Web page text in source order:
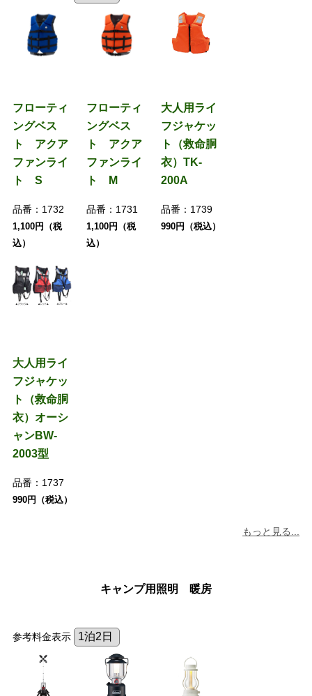
フローティ
ングベス
ト アクア
ファンライ
ト S
品番： 1732
1,100円（税
込）
フローティ
ングベス
ト アクア
ファンライ
ト M
品番： 1731
1,100円（税
込）
大人用ライ
フジャケッ
ト（救命胴
衣）TK-
200A
品番： 1739
990円（税込）
大人用ライ
フジャケッ
ト（救命胴
衣）オーシ
ャンBW-
2003型
品番： 1737
990円（税込）
もっと見る...
キャンプ用照明 暖房
参考料金表示